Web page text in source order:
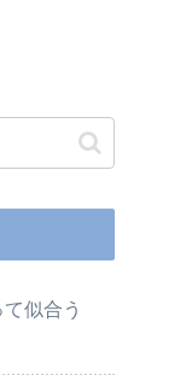
似合う